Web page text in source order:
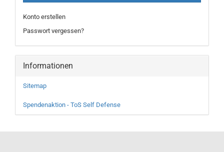
Konto erstellen
Passwort vergessen?
Informationen
Sitemap
Spendenaktion - ToS Self Defense